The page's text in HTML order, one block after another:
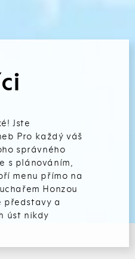
Jste
Pro každý váš
správného
s plánováním,
menu přímo na
Honzou
představy a
úst nikdy